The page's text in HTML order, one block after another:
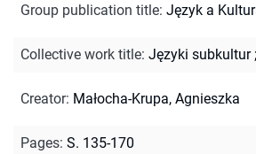
Group publication title: Język a
Collective work title: Języki subkultur;
Creator: Małocha-Krupa, Agnieszka
Pages: S. 135-170